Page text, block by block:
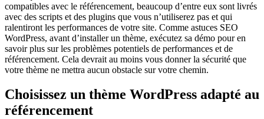
compatibles avec le référencement, beaucoup d’entre eux sont livrés
avec des scripts et des plugins que vous n’utiliserez pas et qui
ralentiront les performances de votre site. Comme astuces SEO
WordPress, avant d’installer un thème, exécutez sa démo pour en
savoir plus sur les problèmes potentiels de performances et de
référencement. Cela devrait au moins vous donner la sécurité que
votre thème ne mettra aucun obstacle sur votre chemin.
Choisissez un thème WordPress adapté au
référencement